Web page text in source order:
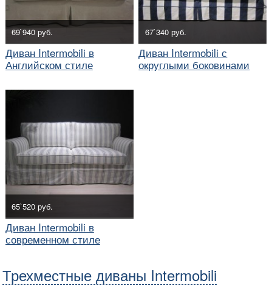
69`940 руб.
Диван Intermobili в
Английском стиле
67`340 руб.
Диван Intermobili с
округлыми боковинами
65`520 руб.
Диван Intermobili в
современном стиле
Трехместные диваны Intermobili